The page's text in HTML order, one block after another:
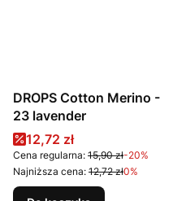
DROPS Cotton Merino -
23 lavender
Cena promocyjna
12,72 zł
Cena regularna: 15,90 zł-20%
Najniższa cena: 12,72 zł0%